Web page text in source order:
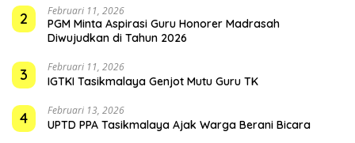
2 Februari 11, 2026
PGM Minta Aspirasi Guru Honorer Madrasah
Diwujudkan di Tahun 2026
3 Februari 11, 2026
IGTKI Tasikmalaya Genjot Mutu Guru TK
4 Februari 13, 2026
UPTD PPA Tasikmalaya Ajak Warga Berani Bicara